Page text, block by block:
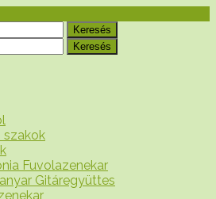
szakok
Fuvolazenekar
Gitáregyüttes